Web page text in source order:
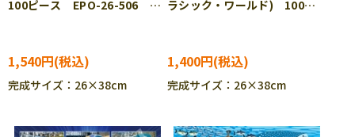
100ピース EPO-26-506
1,540円
完成サイズ：26×38cm
ラシック・ワールド) 100ピ
1,400円
完成サイズ：26×38cm